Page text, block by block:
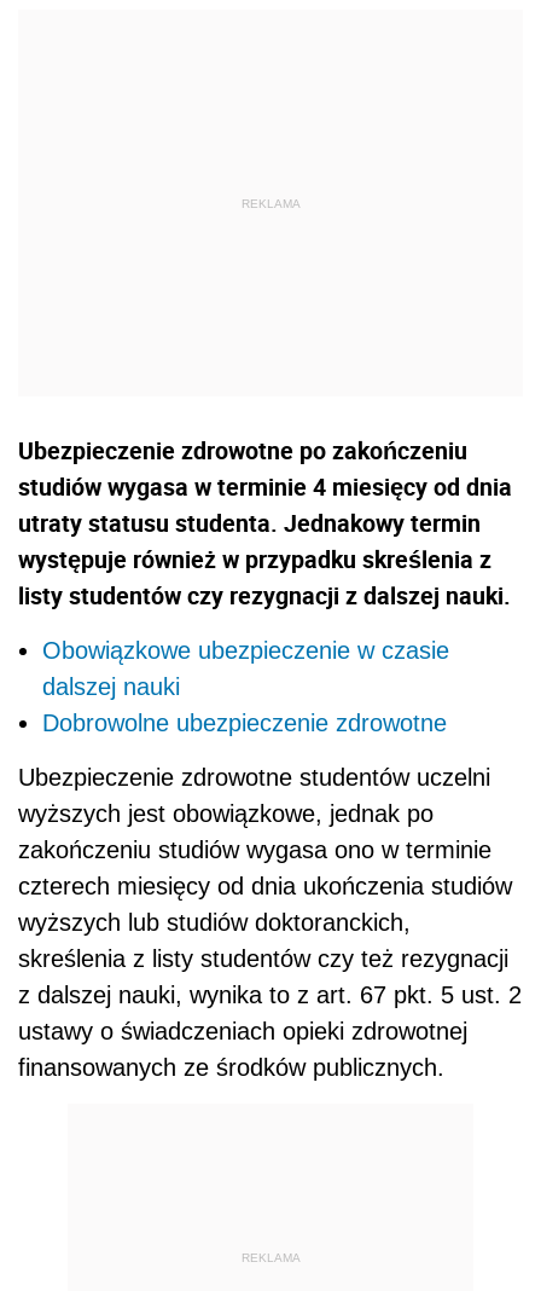
Ubezpieczenie zdrowotne po zakończeniu
studiów wygasa w terminie 4 miesięcy od dnia
utraty statusu studenta. Jednakowy termin
występuje również w przypadku skreślenia z
listy studentów czy rezygnacji z dalszej nauki.
Obowiązkowe ubezpieczenie w czasie
dalszej nauki
Dobrowolne ubezpieczenie zdrowotne
Ubezpieczenie zdrowotne studentów uczelni
wyższych jest obowiązkowe, jednak po
zakończeniu studiów wygasa ono w terminie
czterech miesięcy od dnia ukończenia studiów
wyższych lub studiów doktoranckich,
skreślenia z listy studentów czy też rezygnacji
z dalszej nauki, wynika to z art. 67 pkt. 5 ust. 2
ustawy o świadczeniach opieki zdrowotnej
finansowanych ze środków publicznych.
REKLAMA